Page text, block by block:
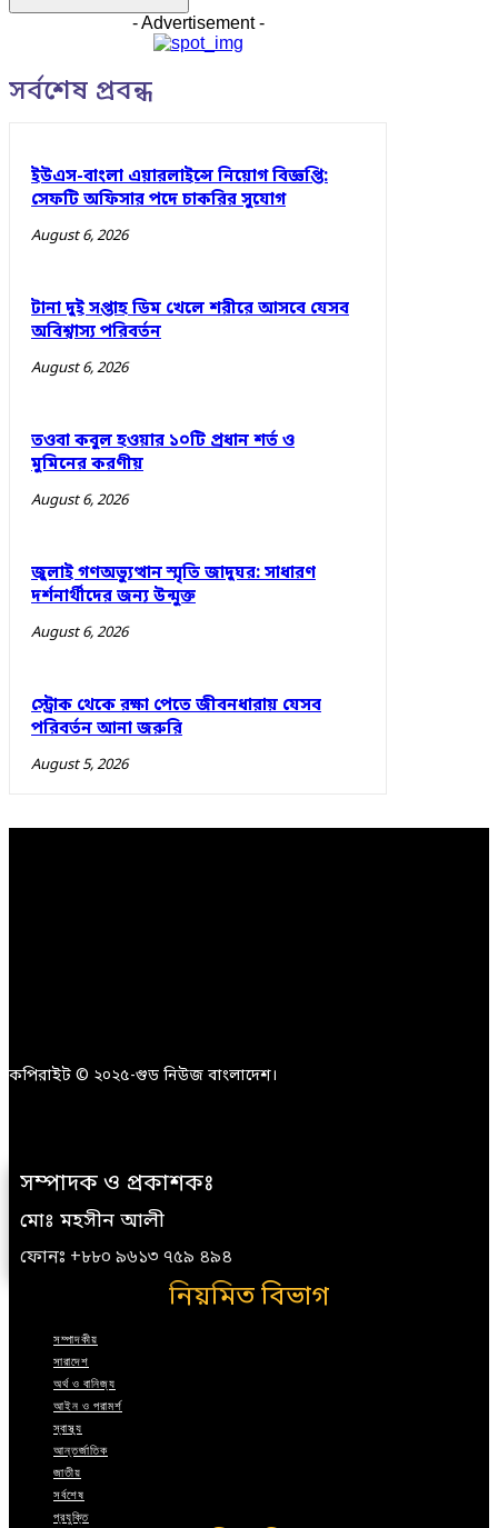
- Advertisement -
সর্বশেষ প্রবন্ধ
ইউএস-বাংলা এয়ারলাইন্সে নিয়োগ বিজ্ঞপ্তি:
সেফটি অফিসার পদে চাকরির সুযোগ
August 6, 2026
টানা দুই সপ্তাহ ডিম খেলে শরীরে আসবে যেসব
অবিশ্বাস্য পরিবর্তন
August 6, 2026
তওবা কবুল হওয়ার ১০টি প্রধান শর্ত ও
মুমিনের করণীয়
August 6, 2026
জুলাই গণঅভ্যুত্থান স্মৃতি জাদুঘর: সাধারণ
দর্শনার্থীদের জন্য উন্মুক্ত
August 6, 2026
স্ট্রোক থেকে রক্ষা পেতে জীবনধারায় যেসব
পরিবর্তন আনা জরুরি
August 5, 2026
কপিরাইট © ২০২৫-গুড নিউজ বাংলাদেশ।
সম্পাদক ও প্রকাশকঃ
মোঃ মহসীন আলী
ফোনঃ +৮৮০ ৯৬১৩ ৭৫৯ ৪৯৪
নিয়মিত বিভাগ
সম্পাদকীয়
সারাদেশ
অর্থ ও বানিজ্য
আইন ও পরামর্শ
স্বাস্থ্য
আন্তর্জাতিক
জাতীয়
সর্বশেষ
প্রযুক্তি